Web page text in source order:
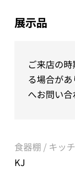
展示品
ご来店の
る場合が
へお問い合
食器棚 / キッ
KJ